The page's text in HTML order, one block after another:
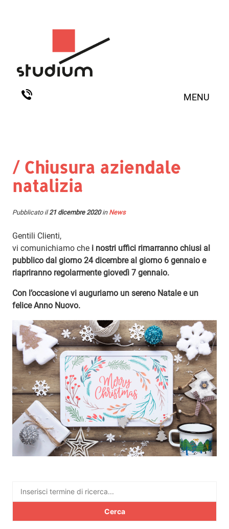
MENU
/ Chiusura aziendale
natalizia
Pubblicato il21 dicembre 2020in News
Gentili Clienti,
vi comunichiamo che i nostri uffici rimarranno chiusi al
pubblico dal giorno 24 dicembre al giorno 6 gennaio e
riapriranno regolarmente giovedì 7 gennaio.
Con l’occasione vi auguriamo un sereno Natale e un
felice Anno Nuovo.
Ricerca